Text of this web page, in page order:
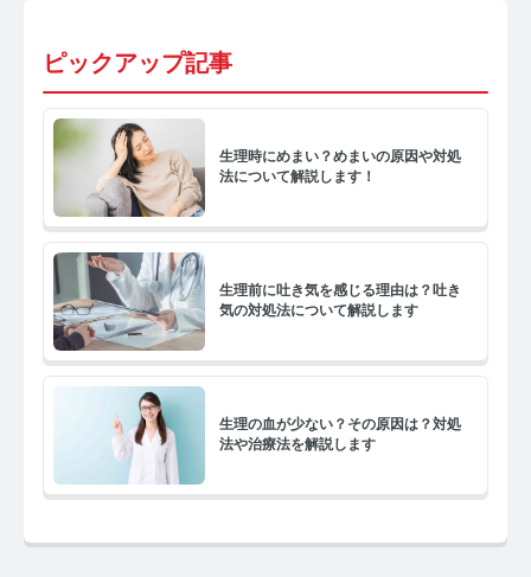
ピックアップ記事
生理時にめまい？めまいの原因や対処
法について解説します！
生理前に吐き気を感じる理由は？吐き
気の対処法について解説します
生理の血が少ない？その原因は？対処
法や治療法を解説します